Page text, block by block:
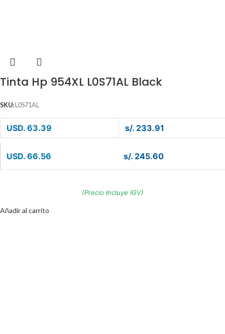
Tinta Hp 954XL L0S71AL Black
SKU: L0S71AL
USD. 63.39 s/. 233.91
USD. 66.56 s/. 245.60
(Precio Incluye IGV)
Añadir al carrito